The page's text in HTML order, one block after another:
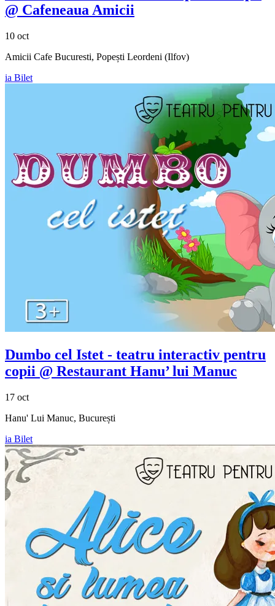
@ Cafeneaua Amicii
10 oct
Amicii Cafe Bucuresti, Popești Leordeni (Ilfov)
ia Bilet
Dumbo cel Istet - teatru interactiv pentru
copii @ Restaurant Hanu’ lui Manuc
17 oct
Hanu' Lui Manuc, București
ia Bilet